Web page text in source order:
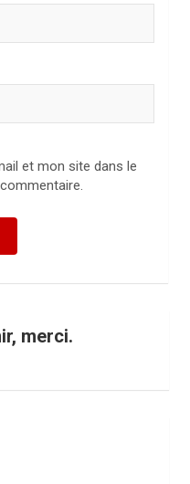
et mon site dans le
merci.